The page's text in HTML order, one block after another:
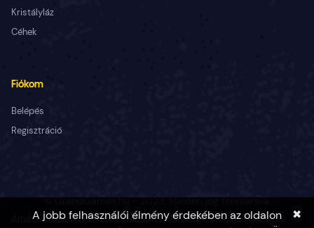
Kristályláz
Céhek
Fiókom
Belépés
Regisztráció
© GrandGames.hu - 2023. Minden jog fenntartva.
Általános szerződési feltételek
Adatkezelési tájékoztató
A jobb felhasználói élmény érdekében az oldalon
✖